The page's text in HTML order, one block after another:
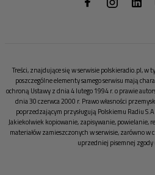
Treści, znajdujące się w serwisie polskieradio.pl, w
poszczególne elementy samego serwisu mają
ochroną Ustawy z dnia 4 lutego 1994 r. o prawie
dnia 30 czerwca 2000 r. Prawo własności
poprzedzającym przysługują Polskiemu Radiu
Jakiekolwiek kopiowanie, zapisywanie, powielanie,
materiałów zamieszczonych w serwisie, zarówno w
uprzedniej pisemnej